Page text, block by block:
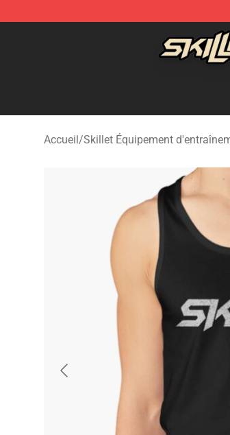
Skillet Shop - Official Skillet
Accueil/Skillet Équipement